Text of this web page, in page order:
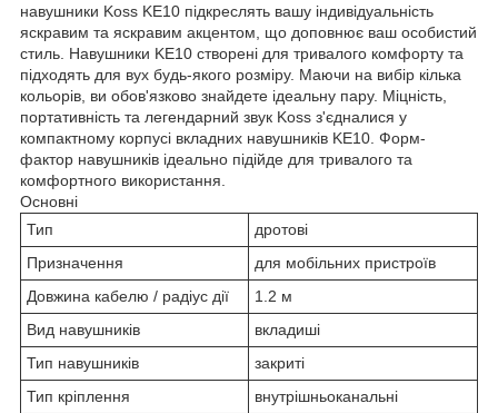
навушники Koss KE10 підкреслять вашу індивідуальність
яскравим та яскравим акцентом, що доповнює ваш особистий
стиль. Навушники KE10 створені для тривалого комфорту та
підходять для вух будь-якого розміру. Маючи на вибір кілька
кольорів, ви обов'язково знайдете ідеальну пару. Міцність,
портативність та легендарний звук Koss з'єдналися у
компактному корпусі вкладних навушників KE10. Форм-
фактор навушників ідеально підійде для тривалого та
комфортного використання.
Основні
Тип
дротові
Призначення
для мобільних пристроїв
Довжина кабелю / радіус дії
1.2 м
Вид навушників
вкладиші
Тип навушників
закриті
Тип кріплення
внутрішньоканальні